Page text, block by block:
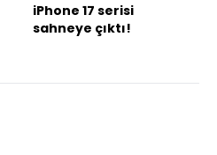
iPhone 17 serisi
sahneye çıktı!